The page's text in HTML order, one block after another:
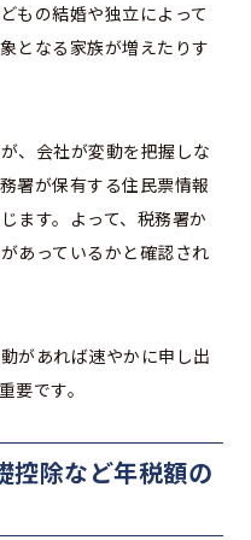
もの結婚や独立によって
となる家族が増えたりす
、会社が変動を把握しな
署が保有する住民票情報
ます。よって、税務署か
あっているかと確認され
があれば速やかに申し出
要です。
控除など年税額の